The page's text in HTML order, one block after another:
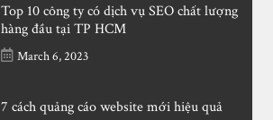
Top 10 công ty có dịch vụ SEO chất lượng
hàng đầu tại TP HCM
March 6, 2023
7 cách quảng cáo website mới hiệu quả